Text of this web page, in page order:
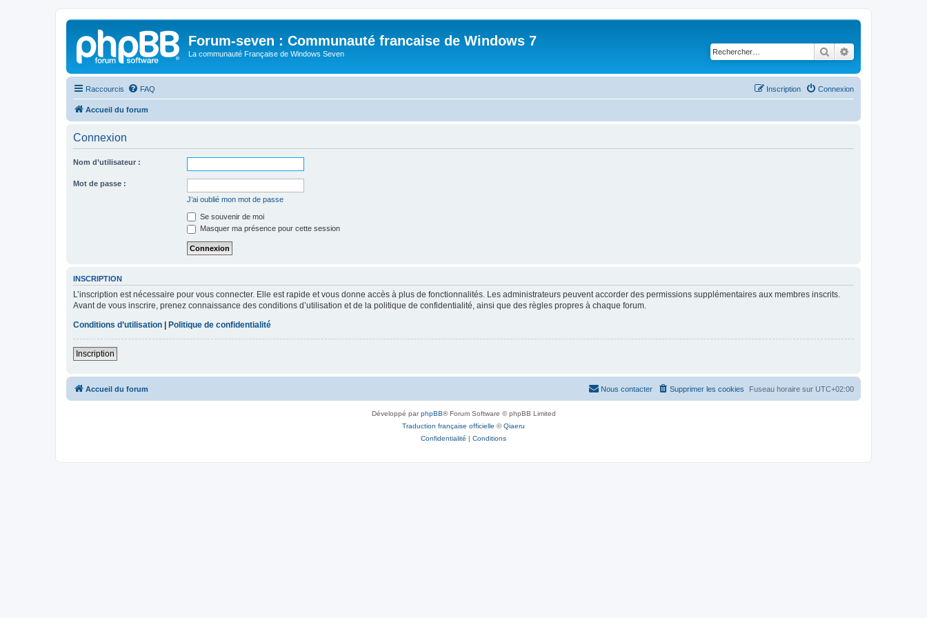
Forum-seven : Communauté francaise de Windows 7
La communauté Française de Windows Seven Rechercher
Raccourcis FAQ Connexion
Inscription
Accueil du forum
Connexion
Nom d’utilisateur :
Mot de passe :
J’ai oublié mon mot de passe
Se souvenir de moi
Masquer ma présence pour cette session
INSCRIPTION
L’inscription est nécessaire pour vous connecter. Elle est rapide et vous donne accès à plus de fonctionnalités. Les administrateurs peuvent accorder des permissions supplémentaires aux membres inscrits.
Avant de vous inscrire, prenez connaissance des conditions d’utilisation et de la politique de confidentialité, ainsi que des règles propres à chaque forum.
Conditions d’utilisation
Politique de confidentialité
Inscription
Accueil du forum Fuseau horaire sur UTC+02:00
Supprimer les cookies
Nous contacter
Développé parphpBB® Forum Software © phpBB Limited
Traduction française officielle ©Qiaeru
Confidentialité | Conditions